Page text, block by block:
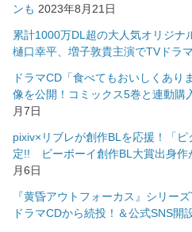
ンも 2023年8月21日
累計1000万DL超の大人気オリジナ
樋口幸平、増子敦貴主演でTVドラ
ドラマCD「食べてもおいしくあり
像を公開！コミックス5巻と連動購
月7日
pixiv×リブレが創作BLを応援！「
定!! ビーボーイ創作BL大賞出身作
月6日
『黄昏アウトフォーカス』シリー
ドラマCDから続投！＆公式SNS開